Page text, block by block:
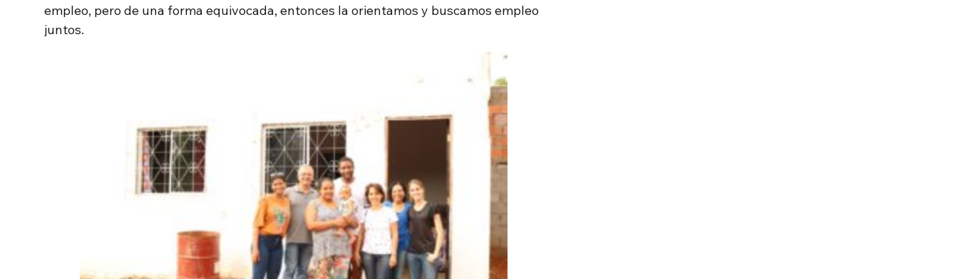
empleo, pero de una forma equivocada, entonces la orientamos y buscamos empleo
juntos.